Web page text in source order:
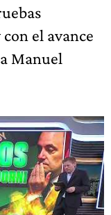
el avance
Manuel